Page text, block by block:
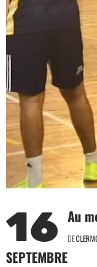
16
SEPTEMBRE
Au
DE